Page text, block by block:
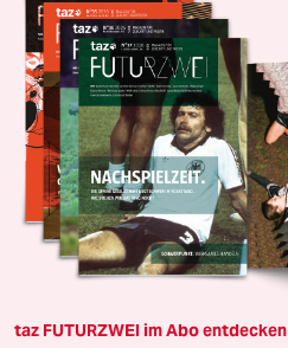
taz FUTURZWEI im Abo entdecken